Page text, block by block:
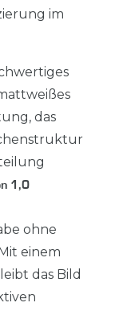
im
das
1,0
ohne
einem
das Bild